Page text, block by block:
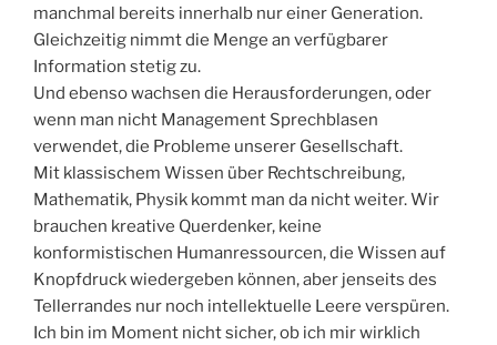
manchmal bereits innerhalb nur einer Generation.
Gleichzeitig nimmt die Menge an verfügbarer
Information stetig zu.
Und ebenso wachsen die Herausforderungen, oder
wenn man nicht Management Sprechblasen
verwendet, die Probleme unserer Gesellschaft.
Mit klassischem Wissen über Rechtschreibung,
Mathematik, Physik kommt man da nicht weiter. Wir
brauchen kreative Querdenker, keine
konformistischen Humanressourcen, die Wissen auf
Knopfdruck wiedergeben können, aber jenseits des
Tellerrandes nur noch intellektuelle Leere verspüren.
Ich bin im Moment nicht sicher, ob ich mir wirklich